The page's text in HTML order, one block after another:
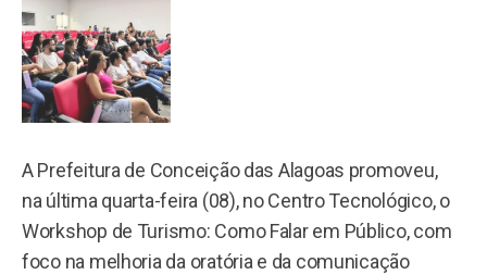
A Prefeitura de Conceição das Alagoas promoveu,
na última quarta-feira (08), no Centro Tecnológico, o
Workshop de Turismo: Como Falar em Público, com
foco na melhoria da oratória e da comunicação